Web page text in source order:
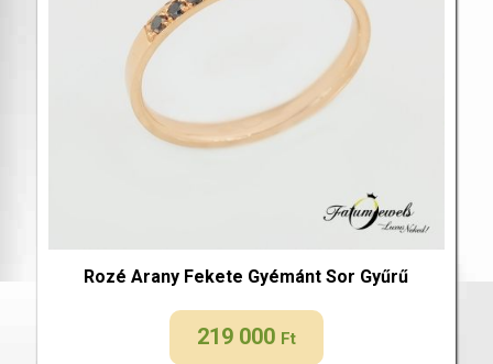
Rozé Arany Fekete Gyémánt Sor Gyűrű
219 000 Ft